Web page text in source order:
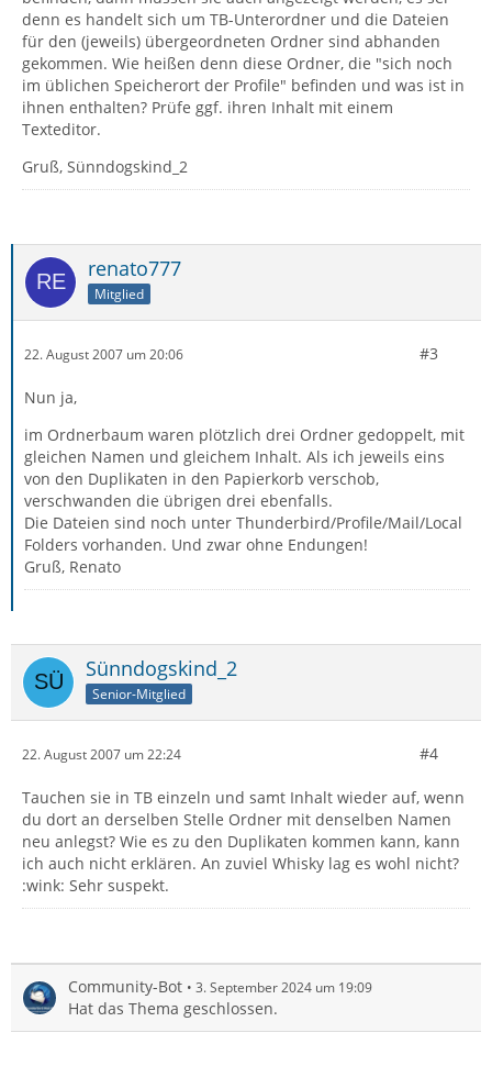
denn es handelt sich um TB-Unterordner und die Dateien
für den (jeweils) übergeordneten Ordner sind abhanden
gekommen. Wie heißen denn diese Ordner, die "sich noch
im üblichen Speicherort der Profile" befinden und was ist in
ihnen enthalten? Prüfe ggf. ihren Inhalt mit einem
Texteditor.
Gruß, Sünndogskind_2
renato777
Mitglied
22. August 2007 um 20:06 #3
Nun ja,
im Ordnerbaum waren plötzlich drei Ordner gedoppelt, mit
gleichen Namen und gleichem Inhalt. Als ich jeweils eins
von den Duplikaten in den Papierkorb verschob,
verschwanden die übrigen drei ebenfalls.
Die Dateien sind noch unter Thunderbird/Profile/Mail/Local
Folders vorhanden. Und zwar ohne Endungen!
Gruß, Renato
Sünndogskind_2
Senior-Mitglied
22. August 2007 um 22:24 #4
Tauchen sie in TB einzeln und samt Inhalt wieder auf, wenn
du dort an derselben Stelle Ordner mit denselben Namen
neu anlegst? Wie es zu den Duplikaten kommen kann, kann
ich auch nicht erklären. An zuviel Whisky lag es wohl nicht?
:wink: Sehr suspekt.
Community-Bot 3. September 2024 um 19:09
Hat das Thema geschlossen.